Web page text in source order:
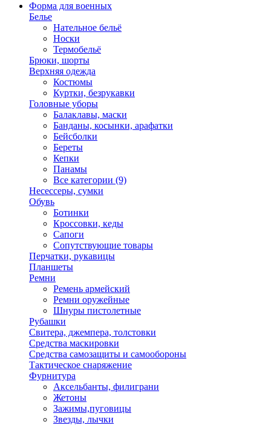
Форма для военных
Белье
Нательное бельё
Носки
Термобельё
Брюки, шорты
Верхняя одежда
Костюмы
Куртки, безрукавки
Головные уборы
Балаклавы, маски
Банданы, косынки, арафатки
Бейсболки
Береты
Кепки
Панамы
Все категории (9)
Несессеры, сумки
Обувь
Ботинки
Кроссовки, кеды
Сапоги
Сопутствующие товары
Перчатки, рукавицы
Планшеты
Ремни
Ремень армейский
Ремни оружейные
Шнуры пистолетные
Рубашки
Свитера, джемпера, толстовки
Средства маскировки
Средства самозащиты и самообороны
Тактическое снаряжение
Фурнитура
Аксельбанты, филиграни
Жетоны
Зажимы,пуговицы
Звезды, лычки